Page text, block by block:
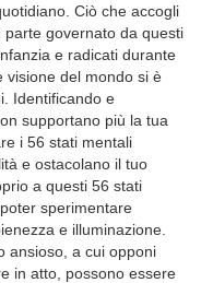
Ciò che accogli
governato da questi
e radicati durante
visione del mondo si è
Identificando e
supportano più la tua
i 56 stati mentali
e ostacolano il tuo
a questi 56 stati
sperimentare
e illuminazione.
ansioso, a cui opponi
in atto, possono essere